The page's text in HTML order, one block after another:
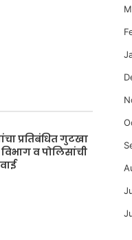
प्रतिबंधित गुटखा
व पोलिसांची